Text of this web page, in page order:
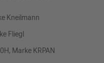
Kneilmann
Fliegl
Marke KRPAN